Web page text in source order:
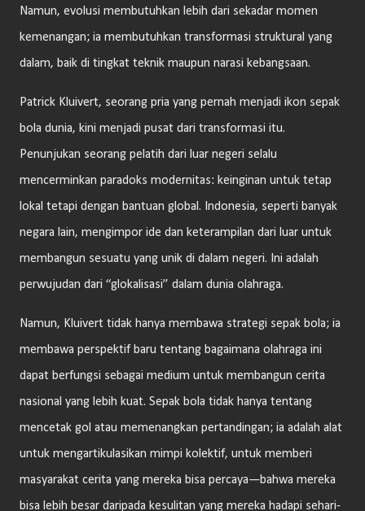
Namun, evolusi membutuhkan lebih dari sekadar momen
kemenangan; ia membutuhkan transformasi struktural yang
dalam, baik di tingkat teknik maupun narasi kebangsaan.
Patrick Kluivert, seorang pria yang pernah menjadi ikon sepak
bola dunia, kini menjadi pusat dari transformasi itu.
Penunjukan seorang pelatih dari luar negeri selalu
mencerminkan paradoks modernitas: keinginan untuk tetap
lokal tetapi dengan bantuan global. Indonesia, seperti banyak
negara lain, mengimpor ide dan keterampilan dari luar untuk
membangun sesuatu yang unik di dalam negeri. Ini adalah
perwujudan dari “glokalisasi” dalam dunia olahraga.
Namun, Kluivert tidak hanya membawa strategi sepak bola; ia
membawa perspektif baru tentang bagaimana olahraga ini
dapat berfungsi sebagai medium untuk membangun cerita
nasional yang lebih kuat. Sepak bola tidak hanya tentang
mencetak gol atau memenangkan pertandingan; ia adalah alat
untuk mengartikulasikan mimpi kolektif, untuk memberi
masyarakat cerita yang mereka bisa percaya—bahwa mereka
bisa lebih besar daripada kesulitan yang mereka hadapi sehari-